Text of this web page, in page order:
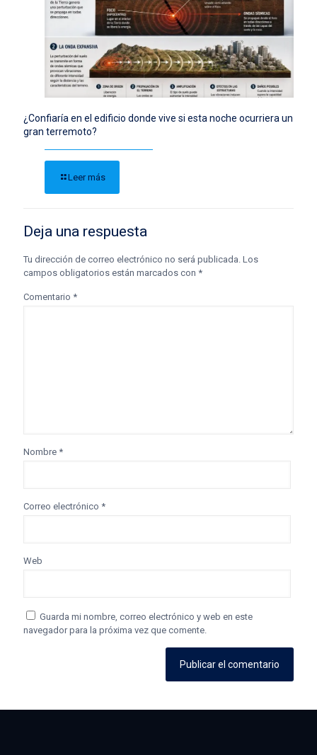
¿Confiaría en el edificio donde vive si esta noche ocurriera un
gran terremoto?
Leer más
Deja una respuesta
Tu dirección de correo electrónico no será publicada. Los
campos obligatorios están marcados con *
Comentario *
Nombre *
Correo electrónico *
Web
Guarda mi nombre, correo electrónico y web en este
navegador para la próxima vez que comente.